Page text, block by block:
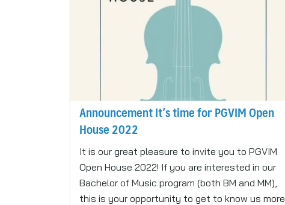
Announcement It’s time for PGVIM Open
House 2022
It is our great pleasure to invite you to PGVIM
Open House 2022! If you are interested in our
Bachelor of Music program (both BM and MM),
this is your opportunity to get to know us more